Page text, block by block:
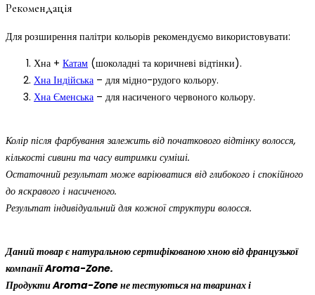
Рекомендація
Для розширення палітри кольорів рекомендуємо використовувати:
Хна + Катам (шоколадні та коричневі відтінки).
Хна Індійська – для мідно-рудого кольору.
Хна Єменська – для насиченого червоного кольору.
Колір після фарбування залежить від початкового відтінку волосся,
кількості сивини та часу витримки суміші.
Остаточний результат може варіюватися від глибокого і спокійного
до яскравого і насиченого.
Результат індивідуальний для кожної структури волосся.
Даний товар є натуральною сертифікованою хною від французької
компанії Aroma-Zone.
Продукти Aroma-Zone не тестуються на тваринах і